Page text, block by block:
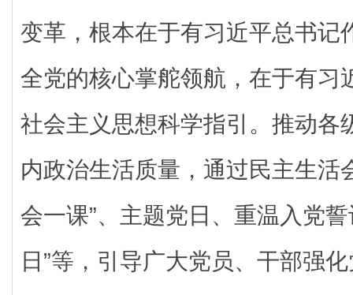
变革，根本在于有习近平总书记
全党的核心掌舵领航，在于有习
社会主义思想科学指引。推动各
内政治生活质量，通过民主生活
会一课”、主题党日、重温入党
日”等，引导广大党员、干部强